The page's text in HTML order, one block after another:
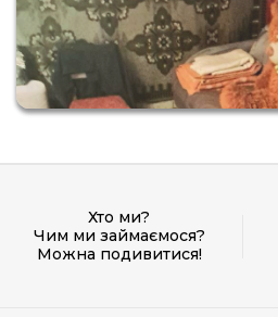
Хто ми?
Чим ми займаємося?
Можна подивитися!